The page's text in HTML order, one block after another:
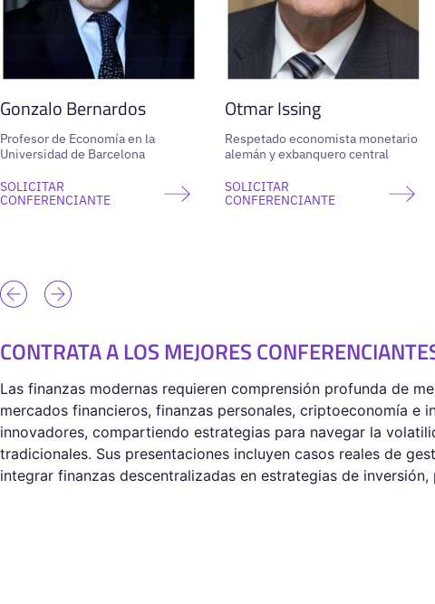
Gonzalo Bernardos
Profesor de Economía en la
Universidad de Barcelona
SOLICITAR
CONFERENCIANTE
Otmar Issing
Respetado economista monetario
alemán y exbanquero central
SOLICITAR
CONFERENCIANTE
CONTRATA A LOS MEJORES
Las finanzas modernas requieren comprensión profunda de
mercados financieros, finanzas personales, criptoeconomía
innovadores, compartiendo estrategias para navegar la
tradicionales. Sus presentaciones incluyen casos reales de
integrar finanzas descentralizadas en estrategias de